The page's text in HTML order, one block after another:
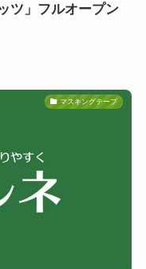
ツ」フルオープン
マスキングテープ